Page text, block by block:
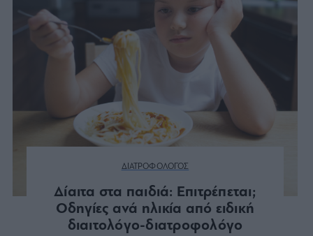
ΔΙΑΤΡΟΦΟΛΟΓΟΣ
Δίαιτα στα παιδιά: Επιτρέπεται;
Οδηγίες ανά ηλικία από ειδική
διαιτολόγο-διατροφολόγο